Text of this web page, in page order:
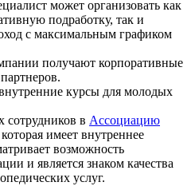
может организовать как
подработку, так и
с максимальным графиком
получают корпоративные
курсы для молодых
в Ассоциацию
которая имеет внутреннее
возможность
и является знаком качества
услуг.